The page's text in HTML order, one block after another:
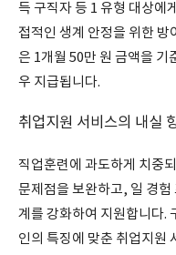
득 구직자 등 1 유형 대상에
접적인 생계 안정을 위한 방
은 1개월 50만 원 금액을 기
우 지급됩니다.
취업지원 서비스의 내실
직업훈련에 과도하게 치중
문제점을 보완하고, 일 경
계를 강화하여 지원합니다.
인의 특징에 맞춘 취업지원